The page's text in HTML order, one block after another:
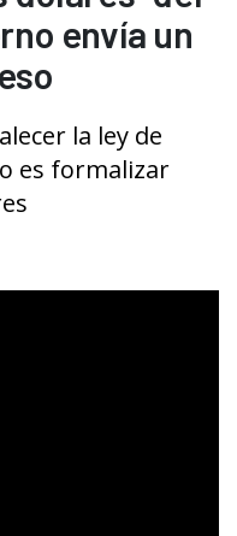
envía un
la ley de
es formalizar